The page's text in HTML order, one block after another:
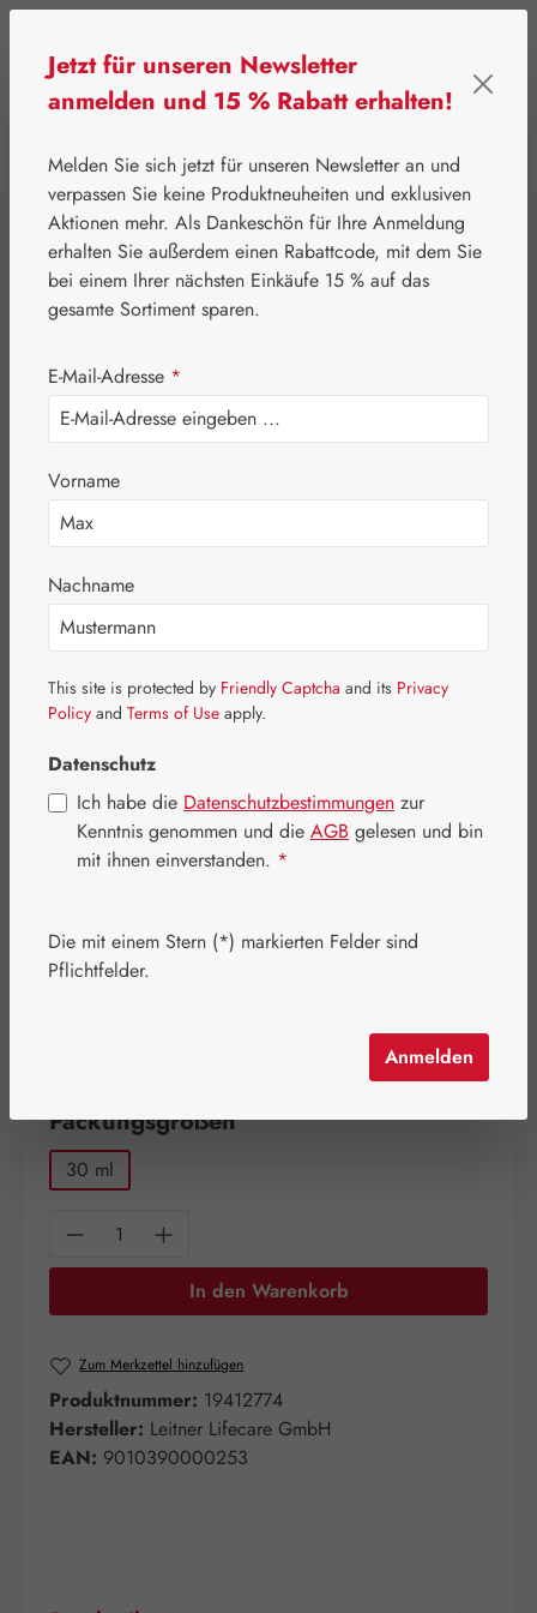
⌂ Leitner Lifecare Basics
Bengalrosa 10 %
DMSO 10 %
Bildergalerie überspringen
29,50 €
Inhalt:0.03 Liter
Packungsgrößenauswählen
30 ml
Produkt Anzahl: Gib den gewünschten
In den Warenkorb
Zum Merkzettel hinzufügen
Produktnummer: 19412774
Hersteller: Leitner Lifecare GmbH
EAN: 9010390000253
Jetzt für unseren Newsletter
anmelden und 15 % Rabatt erhalten!
Melden Sie sich jetzt für unseren Newsletter an und
verpassen Sie keine Produktneuheiten und exklusiven
Aktionen mehr. Als Dankeschön für Ihre Anmeldung
erhalten Sie außerdem einen Rabattcode, mit dem Sie
bei einem Ihrer nächsten Einkäufe 15 % auf das
gesamte Sortiment sparen.
E-Mail-Adresse *
Vorname
Nachname
This site is protected by Friendly Captcha and its Privacy
Policy and Terms of Use apply.
Datenschutz
Ich habe die Datenschutzbestimmungen zur
Kenntnis genommen und die AGB gelesen und bin
mit ihnen einverstanden. *
Die mit einem Stern (*) markierten Felder sind
Pflichtfelder.
Anmelden